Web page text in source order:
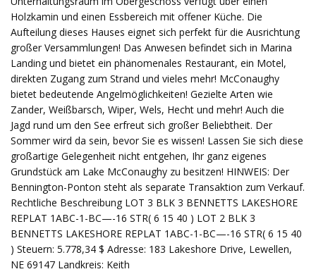
Holzkamin und einen Essbereich mit offener Küche. Die
Aufteilung dieses Hauses eignet sich perfekt für die Ausrichtung
großer Versammlungen! Das Anwesen befindet sich in Marina
Landing und bietet ein phänomenales Restaurant, ein Motel,
direkten Zugang zum Strand und vieles mehr! McConaughy
bietet bedeutende Angelmöglichkeiten! Gezielte Arten wie
Zander, Weißbarsch, Wiper, Wels, Hecht und mehr! Auch die
Jagd rund um den See erfreut sich großer Beliebtheit. Der
Sommer wird da sein, bevor Sie es wissen! Lassen Sie sich diese
großartige Gelegenheit nicht entgehen, Ihr ganz eigenes
Grundstück am Lake McConaughy zu besitzen! HINWEIS: Der
Bennington-Ponton steht als separate Transaktion zum Verkauf.
Rechtliche Beschreibung LOT 3 BLK 3 BENNETTS LAKESHORE
REPLAT 1ABC-1-BC—-16 STR( 6 15 40 ) LOT 2 BLK 3
BENNETTS LAKESHORE REPLAT 1ABC-1-BC—-16 STR( 6 15 40
) Steuern: 5.778,34 $ Adresse: 183 Lakeshore Drive, Lewellen,
NE 69147 Landkreis: Keith